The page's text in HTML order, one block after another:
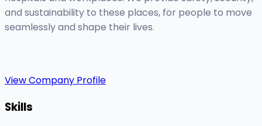
and sustainability to these places, for people to move
seamlessly and shape their lives.
View Company Profile
Skills